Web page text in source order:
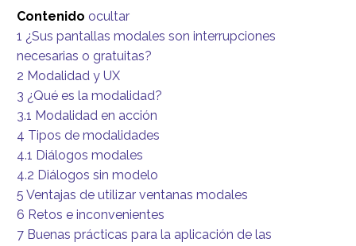
Contenido ocultar
1 ¿Sus pantallas modales son interrupciones
necesarias o gratuitas?
2 Modalidad y UX
3 ¿Qué es la modalidad?
3.1 Modalidad en acción
4 Tipos de modalidades
4.1 Diálogos modales
4.2 Diálogos sin modelo
5 Ventajas de utilizar ventanas modales
6 Retos e inconvenientes
7 Buenas prácticas para la aplicación de las